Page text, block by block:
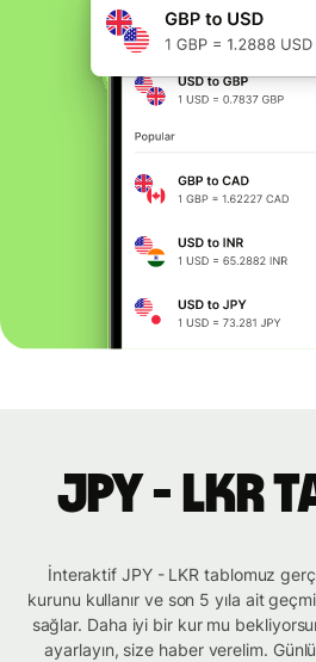
JPY - LKR
İnteraktif JPY - LKR tablomuz
kurunu kullanır ve son 5 yıla ait
sağlar. Daha iyi bir kur mu
ayarlayın, size haber verelim.